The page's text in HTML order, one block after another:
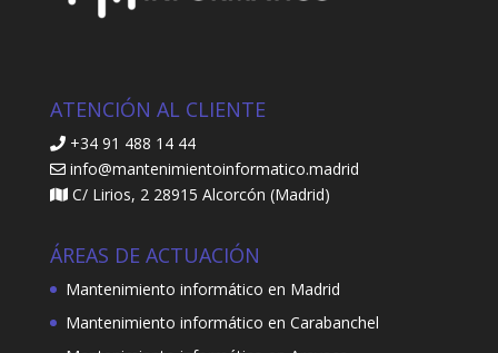
ATENCIÓN AL CLIENTE
+34 91 488 14 44
info@mantenimientoinformatico.madrid
C/ Lirios, 2 28915 Alcorcón (Madrid)
ÁREAS DE ACTUACIÓN
Mantenimiento informático en Madrid
Mantenimiento informático en Carabanchel